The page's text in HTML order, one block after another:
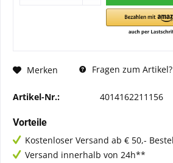
Merken Fragen zum Artikel?
Artikel-Nr.: 4014162211156
Vorteile
Kostenloser Versand ab € 50,-
Versand innerhalb von 24h**